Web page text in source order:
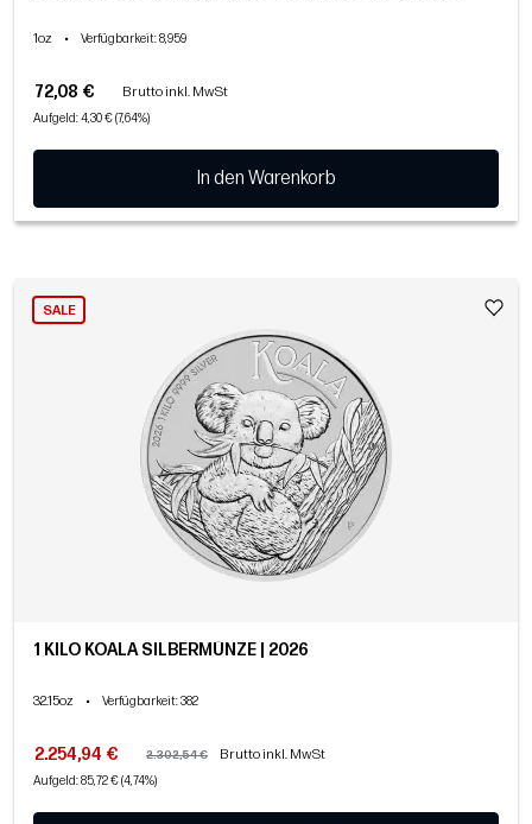
1oz • Verfügbarkeit: 8,959
72,08 € Brutto inkl. MwSt
Aufgeld: 4,30 € (7,64%)
In den Warenkorb
SALE
1 KILO KOALA SILBERMÜNZE | 2026
32.15oz • Verfügbarkeit: 382
2.254,94 € 2.302,54 € Brutto inkl. MwSt
Aufgeld: 85,72 € (4,74%)